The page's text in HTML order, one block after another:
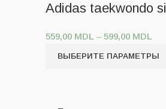
Adidas taekwondo
559,00 MDL – 599,00 MDL
ВЫБЕРИТЕ ПАРАМЕТРЫ